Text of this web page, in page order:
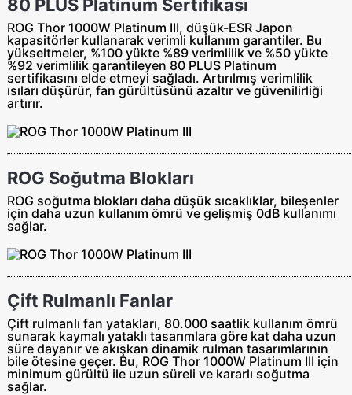
80 PLUS Platinum Sertifikası
ROG Thor 1000W Platinum III, düşük-ESR Japon
kapasitörler kullanarak verimli kullanım garantiler. Bu
yükseltmeler, %100 yükte %89 verimlilik ve %50 yükte
%92 verimlilik garantileyen 80 PLUS Platinum
sertifikasını elde etmeyi sağladı. Artırılmış verimlilik
ısıları düşürür, fan gürültüsünü azaltır ve güvenilirliği
artırır.
ROG Soğutma Blokları
ROG soğutma blokları daha düşük sıcaklıklar, bileşenler
için daha uzun kullanım ömrü ve gelişmiş 0dB kullanımı
sağlar.
Çift Rulmanlı Fanlar
Çift rulmanlı fan yatakları, 80.000 saatlik kullanım ömrü
sunarak kaymalı yataklı tasarımlara göre kat daha uzun
süre dayanır ve akışkan dinamik rulman tasarımlarının
bile ötesine geçer. Bu, ROG Thor 1000W​ Platinum III için
minimum gürültü ile uzun süreli ve kararlı soğutma
sağlar.